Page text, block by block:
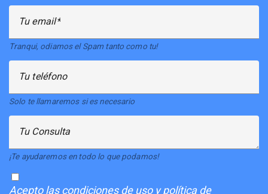
Tu email
Tranqui, odiamos el Spam tanto como tu!
Tu teléfono
Solo te llamaremos si es necesario
Tu Consulta
¡Te ayudaremos en todo lo que podamos!
Aceptolas condiciones de uso y política de